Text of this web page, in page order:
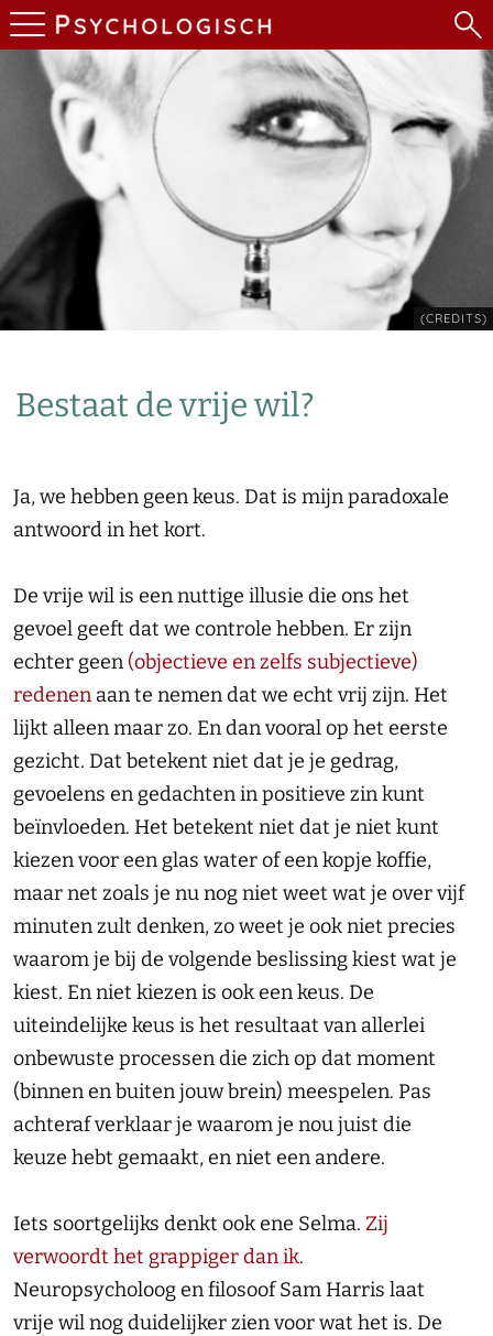
(CREDITS)
Bestaat de vrije wil?
Ja, we hebben geen keus. Dat is mijn paradoxale
antwoord in het kort.
De vrije wil is een nuttige illusie die ons het
gevoel geeft dat we controle hebben. Er zijn
echter geen (objectieve en zelfs subjectieve)
redenen aan te nemen dat we echt vrij zijn. Het
lijkt alleen maar zo. En dan vooral op het eerste
gezicht. Dat betekent niet dat je je gedrag,
gevoelens en gedachten in positieve zin kunt
beïnvloeden. Het betekent niet dat je niet kunt
kiezen voor een glas water of een kopje koffie,
maar net zoals je nu nog niet weet wat je over vijf
minuten zult denken, zo weet je ook niet precies
waarom je bij de volgende beslissing kiest wat je
kiest. En niet kiezen is ook een keus. De
uiteindelijke keus is het resultaat van allerlei
onbewuste processen die zich op dat moment
(binnen en buiten jouw brein) meespelen. Pas
achteraf verklaar je waarom je nou juist die
keuze hebt gemaakt, en niet een andere.
Iets soortgelijks denkt ook ene Selma. Zij
verwoordt het grappiger dan ik.
Neuropsycholoog en filosoof Sam Harris laat
vrije wil nog duidelijker zien voor wat het is. De